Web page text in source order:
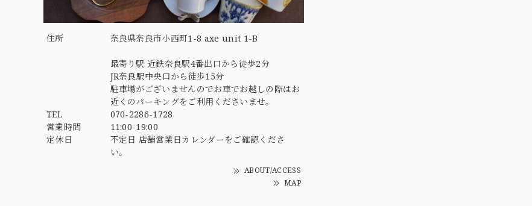
住所 奈良県奈良市小西町1-8 axe unit 1-B
最寄り駅 近鉄奈良駅4番出口から徒歩2分
JR奈良駅中央口から徒歩15分
駐車場がございませんのでお車でお越しの際はお
近くのパーキングをご利用くださいませ。
TEL
070-2286-1728
営業時間
11:00-19:00
定休日
不定日 店舗営業日カレンダーをご確認くださ
い。
ABOUT/ACCESS
MAP